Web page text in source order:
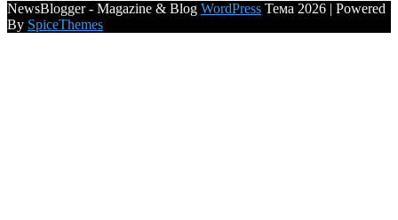
NewsBlogger - Magazine & Blog WordPress Тема 2026 | Powered
By SpiceThemes